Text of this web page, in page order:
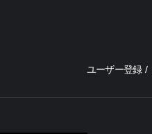
ユーザー登録 /